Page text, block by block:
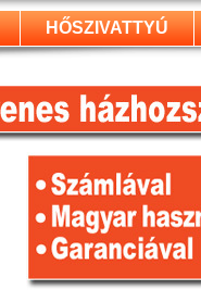
HŐSZIVATTYÚ